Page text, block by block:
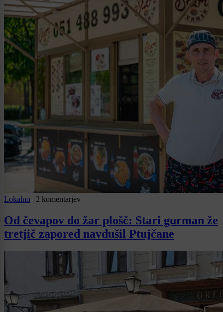
Lokalno | 2 komentarjev
Od čevapov do žar plošč: Stari gurman že
tretjič zapored navdušil Ptujčane